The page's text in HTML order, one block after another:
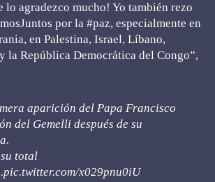
lo agradezco mucho! Yo también rezo
por la #paz, especialmente en
en Palestina, Israel, Líbano,
la República Democrática del Congo”,
aparición del Papa Francisco
del Gemelli después de su
total
pic.twitter.com/x029pnu0iU